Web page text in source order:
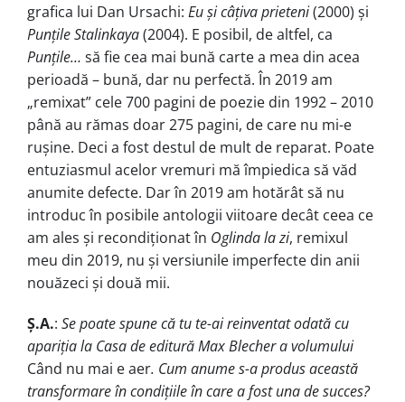
grafica lui Dan Ursachi: Eu și câțiva prieteni(2000) și
Punțile Stalinkaya(2004). E posibil, de altfel, ca
Punțile… să fie cea mai bună carte a mea din acea
perioadă – bună, dar nu perfectă. În 2019 am
„remixat” cele 700 pagini de poezie din 1992 – 2010
până au rămas doar 275 pagini, de care nu mi-e
rușine. Deci a fost destul de mult de reparat. Poate
entuziasmul acelor vremuri mă împiedica să văd
anumite defecte. Dar în 2019 am hotărât să nu
introduc în posibile antologii viitoare decât ceea ce
am ales și recondiționat în Oglinda la zi, remixul
meu din 2019, nu și versiunile imperfecte din anii
nouăzeci și două mii.
Ș.A.: Se poate spune că tu te-ai reinventat odată cu
apariția la Casa de editură Max Blecher a volumului
Când nu mai e aer. Cum anume s-a produs această
transformare în condițiile în care a fost una de succes?